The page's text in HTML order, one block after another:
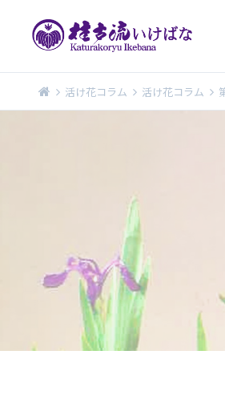
活け花コラム 活け花コラム